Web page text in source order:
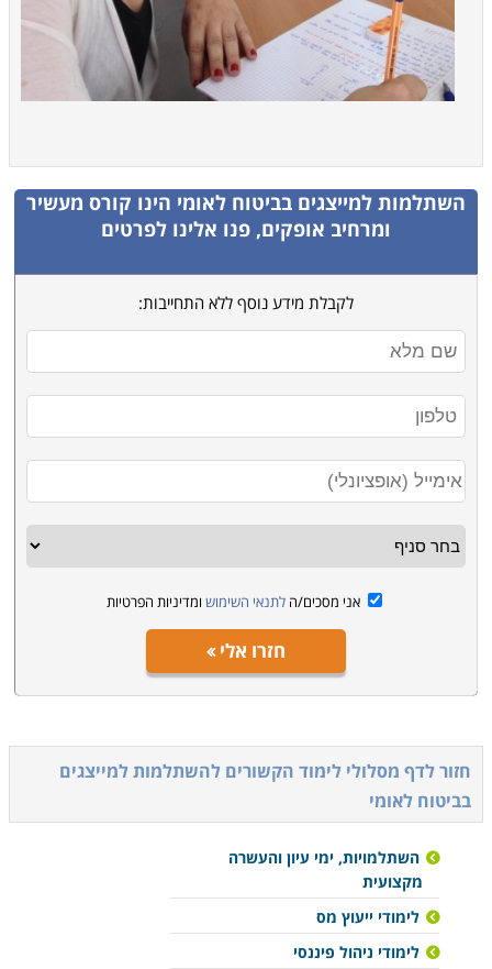
השתלמות למייצגים בביטוח לאומי הינו קורס מעשיר
ומרחיב אופקים, פנו אלינו לפרטים
לקבלת מידע נוסף ללא התחייבות:
אני מסכים/ה לתנאי השימוש ומדיניות הפרטיות
חזרו אלי
חזור לדף מסלולי לימוד הקשורים להשתלמות למייצגים
בביטוח לאומי
השתלמויות, ימי עיון והעשרה
מקצועית
לימודי ייעוץ מס
לימודי ניהול פיננסי